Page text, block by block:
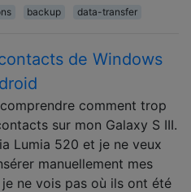
backup data-transfer
de Windows
comment trop
sur mon Galaxy S III.
Lumia 520 et je ne veux
manuellement mes
ne vois pas où ils ont été